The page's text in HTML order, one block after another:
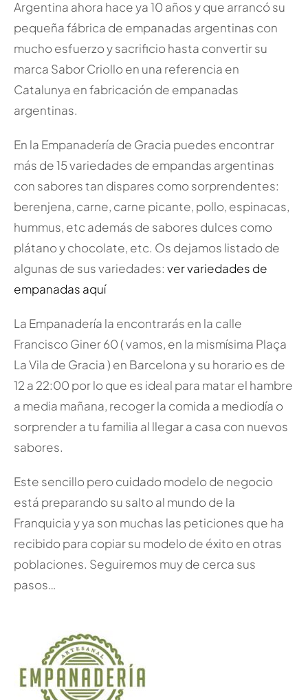
Argentina ahora hace ya 10 años y que arrancó su
pequeña fábrica de empanadas argentinas con
mucho esfuerzo y sacrificio hasta convertir su
marca Sabor Criollo en una referencia en
Catalunya en fabricación de empanadas
argentinas.
En la Empanadería de Gracia puedes encontrar
más de 15 variedades de empandas argentinas
con sabores tan dispares como sorprendentes:
berenjena, carne, carne picante, pollo, espinacas,
hummus, etc además de sabores dulces como
plátano y chocolate, etc. Os dejamos listado de
algunas de sus variedades: ver variedades de
empanadas aquí
La Empanadería la encontrarás en la calle
Francisco Giner 60 ( vamos, en la mismísima Plaça
La Vila de Gracia ) en Barcelona y su horario es de
12 a 22:00 por lo que es ideal para matar el hambre
a media mañana, recoger la comida a mediodía o
sorprender a tu familia al llegar a casa con nuevos
sabores.
Este sencillo pero cuidado modelo de negocio
está preparando su salto al mundo de la
Franquicia y ya son muchas las peticiones que ha
recibido para copiar su modelo de éxito en otras
poblaciones. Seguiremos muy de cerca sus
pasos…